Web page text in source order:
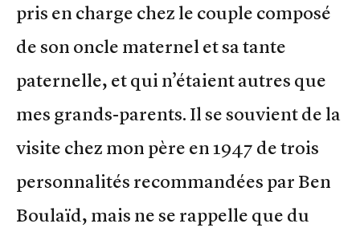
pris en charge chez le couple composé
de son oncle maternel et sa tante
paternelle, et qui n’étaient autres que
mes grands-parents. Il se souvient de la
visite chez mon père en 1947 de trois
personnalités recommandées par Ben
Boulaïd, mais ne se rappelle que du